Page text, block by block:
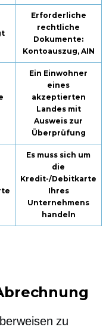
Erforderliche
rechtliche
Dokumente:
Kontoauszug, AIN
Ein Einwohner
eines
akzeptierten
Landes mit
Ausweis zur
Überprüfung
Es muss sich um
die
Kredit-/Debitkarte
Ihres
Unternehmens
handeln
zu